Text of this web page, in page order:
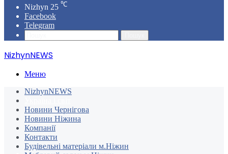
Nizhyn 25 ℃
Facebook
Telegram
NizhynNEWS
Меню
NizhynNEWS
Новини Чернігова
Новини Ніжина
Компанії
Контакти
Будівельні матеріали м.Ніжин